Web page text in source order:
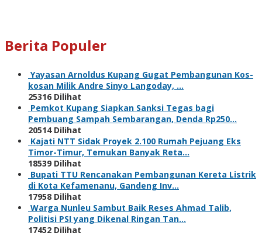
Berita Populer
Yayasan Arnoldus Kupang Gugat Pembangunan Kos-
kosan Milik Andre Sinyo Langoday, …
25316 Dilihat
Pemkot Kupang Siapkan Sanksi Tegas bagi
Pembuang Sampah Sembarangan, Denda Rp250…
20514 Dilihat
Kajati NTT Sidak Proyek 2.100 Rumah Pejuang Eks
Timor-Timur, Temukan Banyak Reta…
18539 Dilihat
Bupati TTU Rencanakan Pembangunan Kereta Listrik
di Kota Kefamenanu, Gandeng Inv…
17958 Dilihat
Warga Nunleu Sambut Baik Reses Ahmad Talib,
Politisi PSI yang Dikenal Ringan Tan…
17452 Dilihat